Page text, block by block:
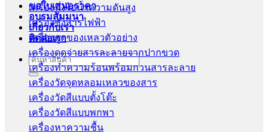
ขอใบเสนอราคา
อบรมสัมมนา
เกี่ยวกับเรา
ติดต่อเรา
Search
for:
เครื่องนึ่งไอน้ำความดันสูง
เครื่องชั่งสารไฟฟ้า
เครื่องดูดของเหลวตัวอย่าง
เครื่องดูดจ่ายสารละลายจากปากขวด
เครื่องทำความร้อนพร้อมกวนสารละลาย
เครื่องวัดจุดหลอมเหลวของสาร
เครื่องวัดสีแบบตั้งโต๊ะ
เครื่องวัดสีแบบพกพา
เครื่องหาความชื้น